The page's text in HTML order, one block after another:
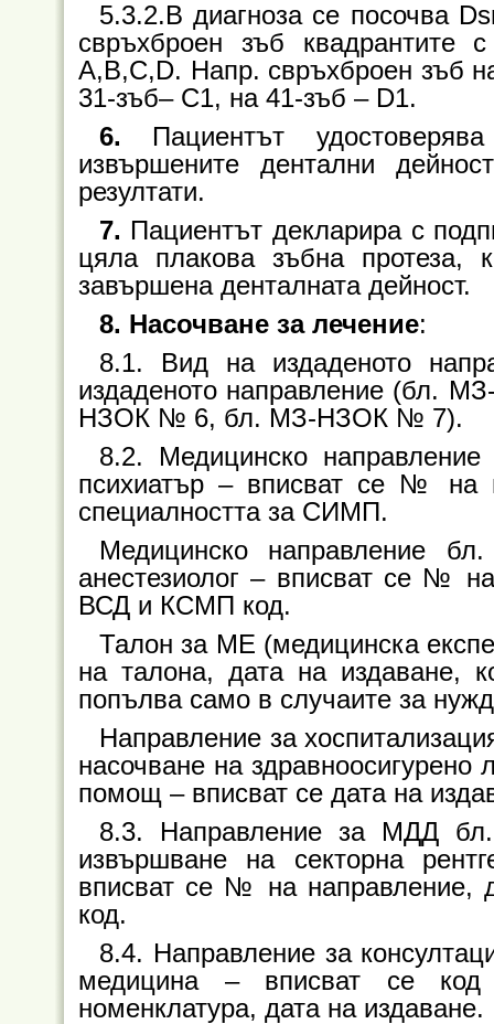
5.3.2.В диагноза се посочва
свръхброен зъб квадрантите
A,B,C,D. Напр. свръхброен зъб
31-зъб– C1, на 41-зъб – D1.
6. Пациентът
извършените дентални
резултати.
7. Пациентът декларира с
цяла плакова зъбна протеза,
завършена денталната дейност.
8. Насочване за лечение:
8.1. Вид на издаденото
издаденото направление
НЗОК № 6, бл. МЗ-НЗОК № 7).
8.2. Медицинско
психиатър – вписват се № на
специалността за СИМП.
Медицинско
анестезиолог – вписват се №
ВСД и КСМП код.
Талон за МЕ (медицинска
на талона, дата на издаване,
попълва само в случаите за
Направление за
насочване на
помощ – вписват се дата на
8.3. Направление за МДД
извършване на секторна
вписват се № на направление,
код.
8.4. Направление за
медицина – вписват се код
номенклатура, дата на издаване.